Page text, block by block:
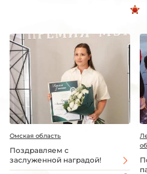
Омская область
Поздравляем с
заслуженной наградой!